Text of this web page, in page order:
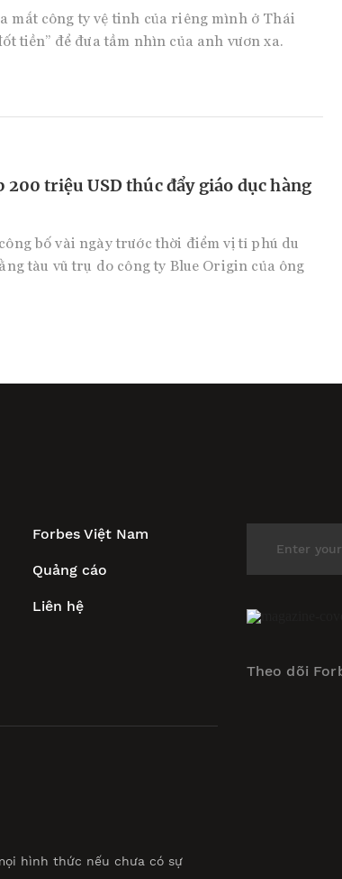
mắt công ty vệ tinh của riêng mình ở Thái
tiền” để đưa tầm nhìn của anh vươn xa.
200 triệu USD thúc đẩy giáo dục hàng
bố vài ngày trước thời điểm vị tỉ phú du
tàu vũ trụ do công ty Blue Origin của ông
Forbes Việt Nam
Quảng cáo
Liên hệ
hình thức nếu chưa có sự
Theo dõi